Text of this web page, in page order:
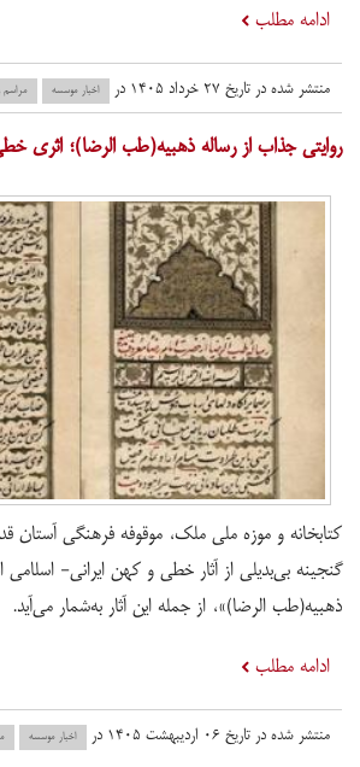
ادامه مطلب
منتشر شده در تاریخ ۲۷ خرداد ۱۴۰۵ در اخبار موسسه مراسم
روایتی جذاب از رساله ذهبیه(طب ‌الرضا)؛ اثری
کتابخانه و موزه ملی ملک، موقوفه فرهنگی آستان
گنجینه بی‌بدیلی از آثار خطی و کهن ایرانی-
ذهبیه(طب‌ الرضا)»، از جمله این آثار به‌شمار می‌آید.
ادامه مطلب
منتشر شده در تاریخ ۰۶ اردیبهشت ۱۴۰۵ در اخبار موسسه